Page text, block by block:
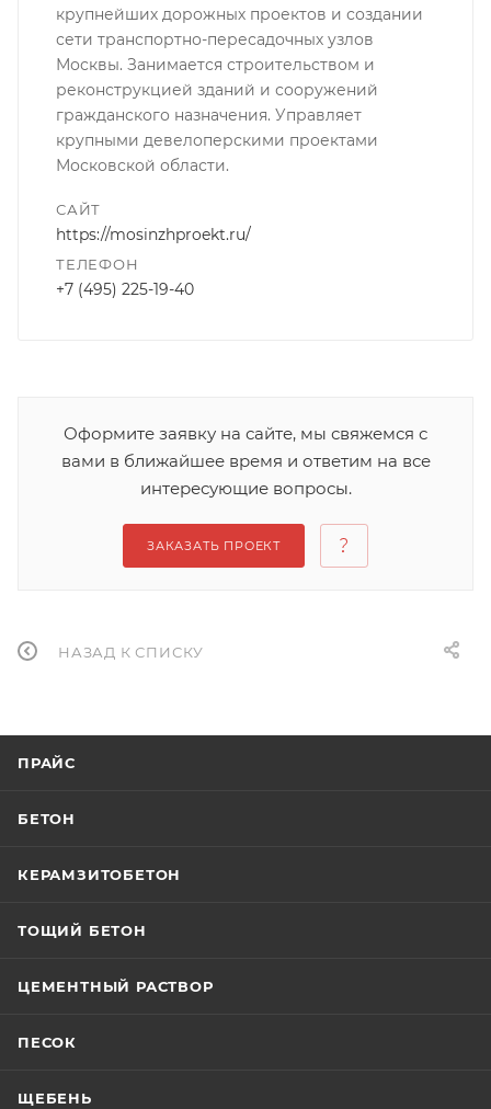
крупнейших дорожных проектов и создании
сети транспортно-пересадочных узлов
Москвы. Занимается строительством и
реконструкцией зданий и сооружений
гражданского назначения. Управляет
крупными девелоперскими проектами
Московской области.
САЙТ
https://mosinzhproekt.ru/
ТЕЛЕФОН
+7 (495) 225-19-40
Оформите заявку на сайте, мы свяжемся с
вами в ближайшее время и ответим на все
интересующие вопросы.
ЗАКАЗАТЬ ПРОЕКТ
НАЗАД К СПИСКУ
ПРАЙС
БЕТОН
КЕРАМЗИТОБЕТОН
ТОЩИЙ БЕТОН
ЦЕМЕНТНЫЙ РАСТВОР
ПЕСОК
ЩЕБЕНЬ